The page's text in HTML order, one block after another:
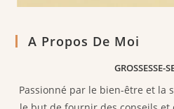
A Propos De Moi
GROSSESSE-
Passionné par le bien-être et la